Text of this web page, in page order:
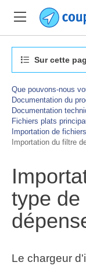
Sur cette
Que pouvons-nous
Documentation du
Documentation
Fichiers plats
Importation de
Importation du filtre
type de
Le chargeur